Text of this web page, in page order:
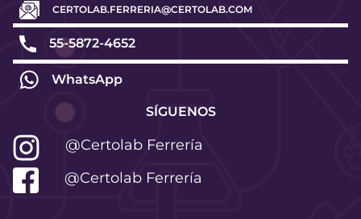
CERTOLAB.FERRERIA@CERTOLAB.COM
55-5872-4652
WhatsApp
SÍGUENOS
@Certolab Ferrería
@Certolab Ferrería